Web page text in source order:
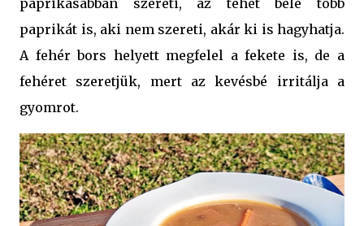
paprikát is, aki nem szereti, akár ki is hagyhatja.
A fehér bors helyett megfelel a fekete is, de a
fehéret szeretjük, mert az kevésbé irritálja a
gyomrot.